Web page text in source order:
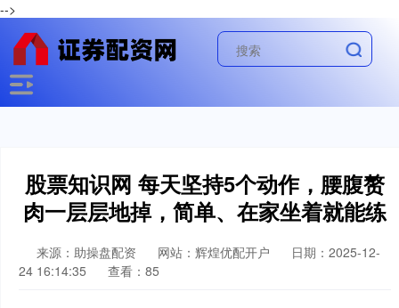
-->
股票知识网 每天坚持5个动作，腰腹赘
肉一层层地掉，简单、在家坐着就能练
来源：助操盘配资 网站：辉煌优配开户
日期：2025-12-
24 16:14:35
查看：85